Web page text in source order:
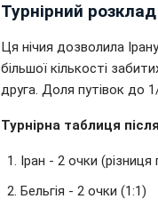
Турнірний розклад
Ця нічия дозволила
більшої кількості
друга. Доля путівок до
Турнірна таблиця
Іран - 2 очки (різниця
Бельгія - 2 очки (1:1)